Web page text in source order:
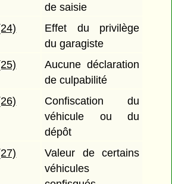
de saisie
Effet du privilège
du garagiste
Aucune déclaration
de culpabilité
Confiscation du
véhicule ou du
dépôt
Valeur de certains
véhicules